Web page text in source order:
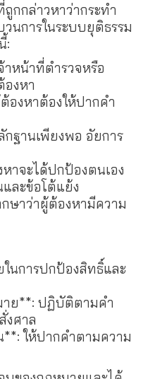
กกล่าวหาว่ากระทำ
นการในระบบยุติธรรม
:
าหน้าที่ตำรวจหรือ
องหา
องหาต้องให้ปากคำ
ฐานเพียงพอ อัยการ
าจะได้ปกป้องตนเอง
ละข้อโต้แย้ง
ษาว่าผู้ต้องหามีความ
นการปกป้องสิทธิ์และ
าย**: ปฏิบัติตามคำ
งศาล
ให้ปากคำตามความ